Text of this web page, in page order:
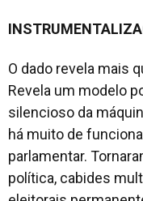
O dado revela mais
Revela um modelo
silencioso da
há muito de
parlamentar.
política, cabides